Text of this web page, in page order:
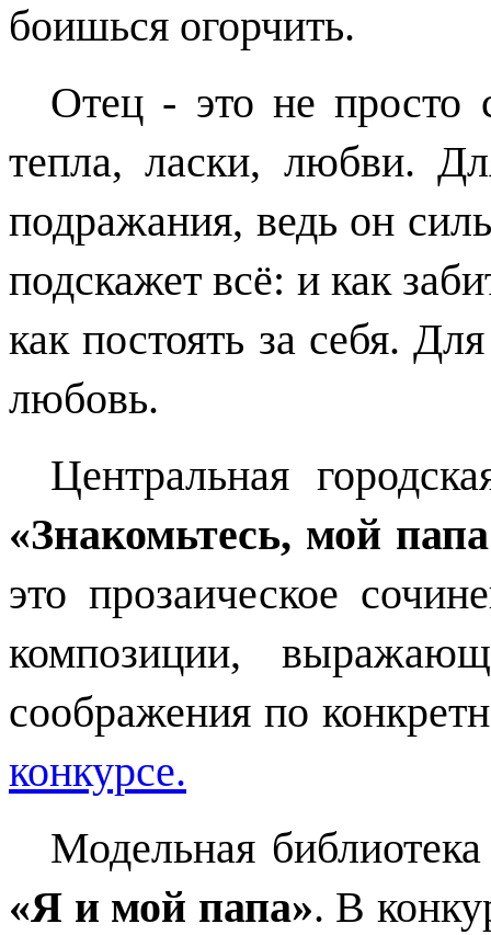
боишься огорчить.
Отец - это не просто
тепла, ласки, любви.
подражания, ведь он
подскажет всё: и как
как постоять за себя.
любовь.
Центральная
«Знакомьтесь, мой
это прозаическое
композиции,
соображения по
конкурсе.
Модельная
«Я и мой папа». В